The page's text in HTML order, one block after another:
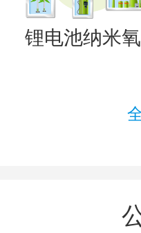
锂电池纳米